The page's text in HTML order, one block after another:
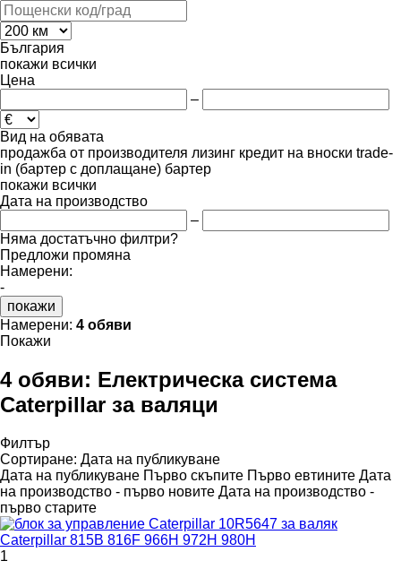
България
покажи всички
Цена
–
Вид на обявата
продажба от производителя лизинг кредит на вноски trade-
in (бартер с доплащане) бартер
покажи всички
Дата на производство
–
Няма достатъчно филтри?
Предложи промяна
Намерени:
-
покажи
Намерени: 4 обяви
Покажи
4 обяви: Електрическа система
Caterpillar за валяци
Филтър
Сортиране: Дата на публикуване
Дата на публикуване Първо скъпите Първо евтините Дата
на производство - първо новите Дата на производство -
първо старите
1